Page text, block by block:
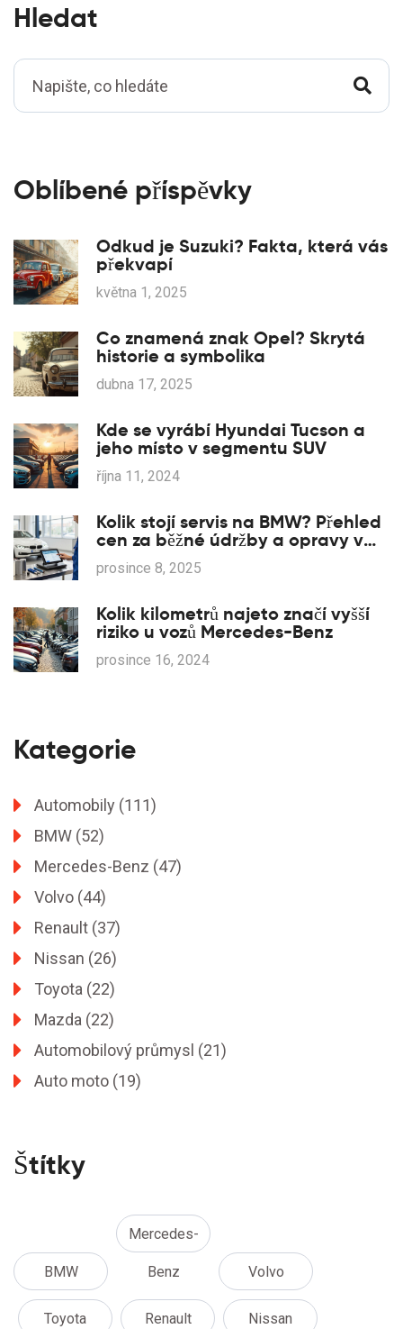
Hledat
Oblíbené příspěvky
Odkud je Suzuki? Fakta, která vás
překvapí
května 1, 2025
Co znamená znak Opel? Skrytá
historie a symbolika
dubna 17, 2025
Kde se vyrábí Hyundai Tucson a
jeho místo v segmentu SUV
října 11, 2024
Kolik stojí servis na BMW? Přehled
cen za běžné údržby a opravy v
Česku 2025
prosince 8, 2025
Kolik kilometrů najeto značí vyšší
riziko u vozů Mercedes-Benz
prosince 16, 2024
Kategorie
Automobily (111)
BMW (52)
Mercedes-Benz (47)
Volvo (44)
Renault (37)
Nissan (26)
Toyota (22)
Mazda (22)
Automobilový průmysl (21)
Auto moto (19)
Štítky
BMW
Mercedes-
Benz Volvo
Toyota Renault Nissan